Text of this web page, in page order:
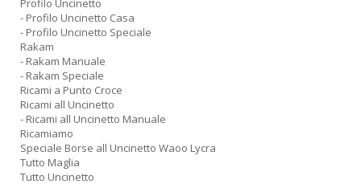
Profilo Uncinetto
- Profilo Uncinetto Casa
- Profilo Uncinetto Speciale
Rakam
- Rakam Manuale
- Rakam Speciale
Ricami a Punto Croce
Ricami all Uncinetto
- Ricami all Uncinetto Manuale
Ricamiamo
Speciale Borse all Uncinetto Waoo Lycra
Tutto Maglia
Tutto Uncinetto